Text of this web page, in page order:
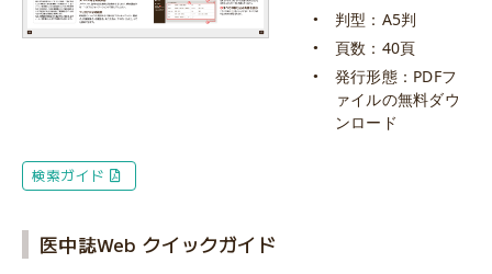
判型：A5判
頁数：40頁
発行形態：PDFフ
ァイルの無料ダウ
ンロード
検索ガイド
医中誌Web クイックガイド